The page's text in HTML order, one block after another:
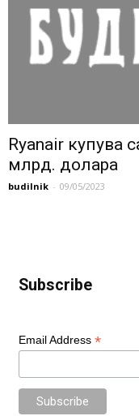
Ryanair купува
млрд. долара
budilnik - 09/05/2023
Subscribe
Email Address *